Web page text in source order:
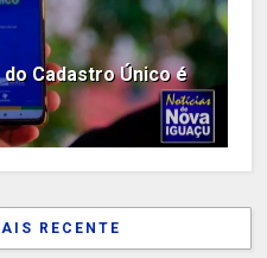
Cadastro Único é
RECENTE